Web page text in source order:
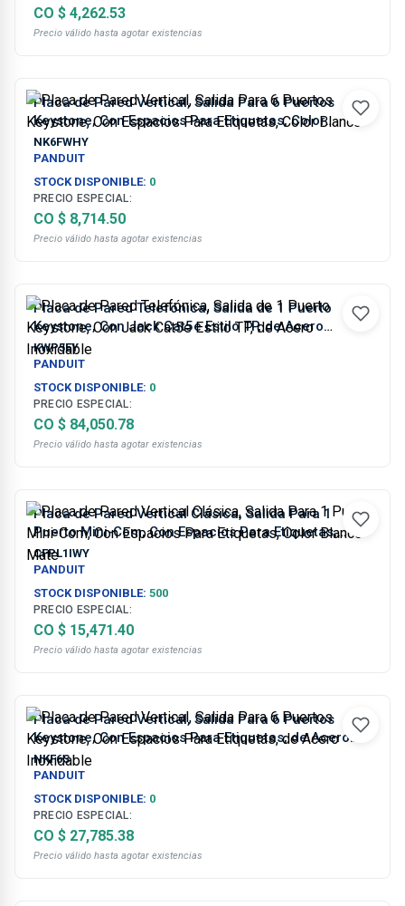
CO $ 4,262.53
Precio válido hasta agotar existencias
Placa de Pared Vertical, Salida Para 6 Puertos
Keystone, Con Espacios Para Etiquetas, Color
Blanco
NK6FWHY
PANDUIT
STOCK DISPONIBLE: 0
PRECIO ESPECIAL:
CO $ 8,714.50
Precio válido hasta agotar existencias
Placa de Pared Telefónica, Salida de 1 Puerto
Keystone, Con Jack Cat5e Estilo TP, de Acero
Inoxidable
KWP5EY
PANDUIT
STOCK DISPONIBLE: 0
PRECIO ESPECIAL:
CO $ 84,050.78
Precio válido hasta agotar existencias
Placa de Pared Vertical Clásica, Salida Para 1
Puerto Mini-Com, Con Espacios Para Etiquetas,
Color Blanco Mate
CFPL1IWY
PANDUIT
STOCK DISPONIBLE: 500
PRECIO ESPECIAL:
CO $ 15,471.40
Precio válido hasta agotar existencias
Placa de Pared Vertical, Salida Para 6 Puertos
Keystone, Con Espacios Para Etiquetas, de Acero
Inoxidable
NKF6S
PANDUIT
STOCK DISPONIBLE: 0
PRECIO ESPECIAL:
CO $ 27,785.38
Precio válido hasta agotar existencias